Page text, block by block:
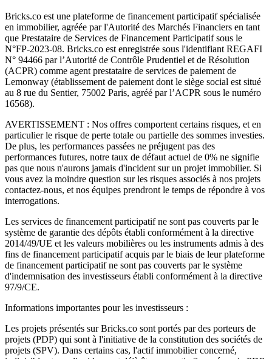
Bricks.co est une plateforme de financement participatif spécialisée
en immobilier, agréée par l'Autorité des Marchés Financiers en tant
que Prestataire de Services de Financement Participatif sous le
N°FP-2023-08. Bricks.co est enregistrée sous l'identifiant REGAFI
N° 94466 par l’Autorité de Contrôle Prudentiel et de Résolution
(ACPR) comme agent prestataire de services de paiement de
Lemonway (établissement de paiement dont le siège social est situé
au 8 rue du Sentier, 75002 Paris, agréé par l’ACPR sous le numéro
16568).
AVERTISSEMENT : Nos offres comportent certains risques, et en
particulier le risque de perte totale ou partielle des sommes investies.
De plus, les performances passées ne préjugent pas des
performances futures, notre taux de défaut actuel de 0% ne signifie
pas que nous n'aurons jamais d'incident sur un projet immobilier. Si
vous avez la moindre question sur les risques associés à nos projets
contactez-nous, et nos équipes prendront le temps de répondre à vos
interrogations.
Les services de financement participatif ne sont pas couverts par le
système de garantie des dépôts établi conformément à la directive
2014/49/UE et les valeurs mobilières ou les instruments admis à des
fins de financement participatif acquis par le biais de leur plateforme
de financement participatif ne sont pas couverts par le système
d'indemnisation des investisseurs établi conformément à la directive
97/9/CE.
Informations importantes pour les investisseurs :
Les projets présentés sur Bricks.co sont portés par des porteurs de
projets (PDP) qui sont à l'initiative de la constitution des sociétés de
projets (SPV). Dans certains cas, l'actif immobilier concerné,